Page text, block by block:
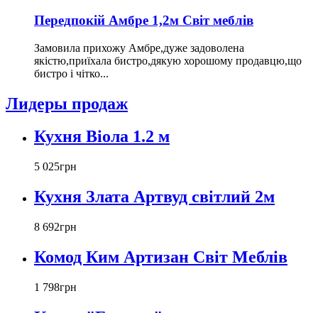
Передпокій Амбре 1,2м Світ меблів
Замовила прихожу Амбре,дуже задоволена
якістю,приїхала бистро,дякую хорошому продавцю,що
бистро і чітко...
Лидеры продаж
Кухня Віола 1.2 м
5 025грн
Кухня Злата Артвуд світлий 2м
8 692грн
Комод Ким Артизан Світ Меблів
1 798грн